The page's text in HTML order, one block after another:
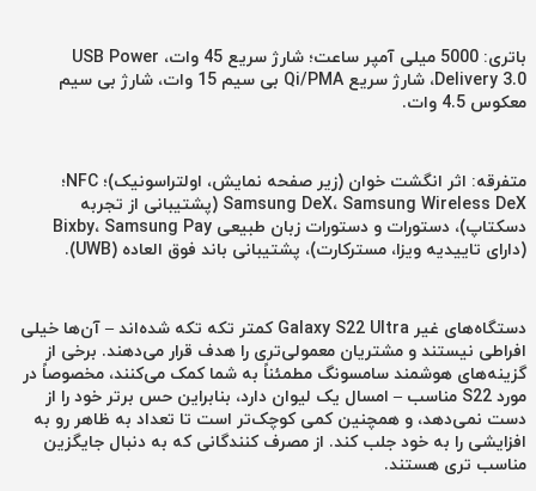
باتری: 5000 میلی آمپر ساعت؛ شارژ سریع 45 وات، USB Power
Delivery 3.0، شارژ سریع Qi/PMA بی سیم 15 وات، شارژ بی سیم
معکوس 4.5 وات.
متفرقه: اثر انگشت خوان (زیر صفحه نمایش، اولتراسونیک)؛ NFC؛
Samsung DeX، Samsung Wireless DeX (پشتیبانی از تجربه
دسکتاپ)، دستورات و دستورات زبان طبیعی Bixby، Samsung Pay
(دارای تاییدیه ویزا، مسترکارت)، پشتیبانی باند فوق العاده (UWB).
دستگاه‌های غیر Galaxy S22 Ultra کمتر تکه تکه شده‌اند – آن‌ها خیلی
افراطی نیستند و مشتریان معمولی‌تری را هدف قرار می‌دهند. برخی از
گزینه‌های هوشمند سامسونگ مطمئناً به شما کمک می‌کنند، مخصوصاً در
مورد S22 مناسب – امسال یک لیوان دارد، بنابراین حس برتر خود را از
دست نمی‌دهد، و همچنین کمی کوچک‌تر است تا تعداد به ظاهر رو به
افزایشی را به خود جلب کند. از مصرف کنندگانی که به دنبال جایگزین
مناسب تری هستند.